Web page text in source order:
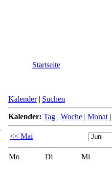
Startseite
Kalender | Suchen
Kalender: Tag | Woche | Monat
<< Mai
Mo Di Mi